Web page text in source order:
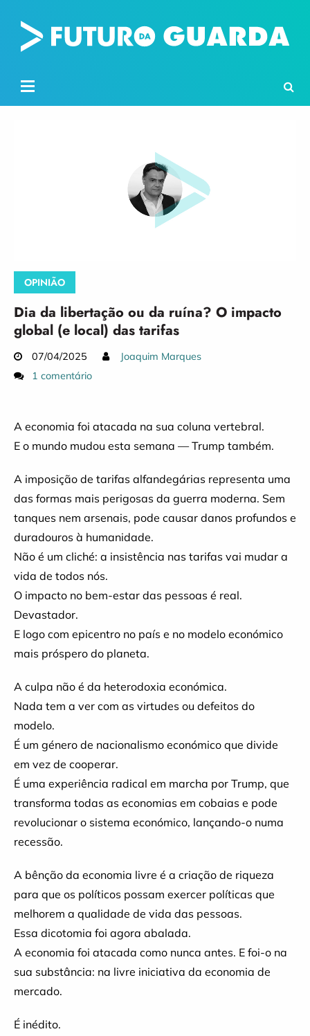
OPINIÃO
Dia da libertação ou da ruína? O impacto
global (e local) das tarifas
07/04/2025
Joaquim Marques
1 comentário
A economia foi atacada na sua coluna vertebral.
E o mundo mudou esta semana — Trump também.
A imposição de tarifas alfandegárias representa uma
das formas mais perigosas da guerra moderna. Sem
tanques nem arsenais, pode causar danos profundos e
duradouros à humanidade.
Não é um cliché: a insistência nas tarifas vai mudar a
vida de todos nós.
O impacto no bem-estar das pessoas é real.
Devastador.
E logo com epicentro no país e no modelo económico
mais próspero do planeta.
A culpa não é da heterodoxia económica.
Nada tem a ver com as virtudes ou defeitos do
modelo.
É um género de nacionalismo económico que divide
em vez de cooperar.
É uma experiência radical em marcha por Trump, que
transforma todas as economias em cobaias e pode
revolucionar o sistema económico, lançando-o numa
recessão.
A bênção da economia livre é a criação de riqueza
para que os políticos possam exercer políticas que
melhorem a qualidade de vida das pessoas.
Essa dicotomia foi agora abalada.
A economia foi atacada como nunca antes. E foi-o na
sua substância: na livre iniciativa da economia de
mercado.
É inédito.